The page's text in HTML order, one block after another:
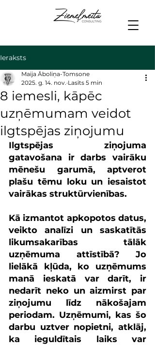
Ieraksts
8 iemesli, kāpēc
uzņēmumam veidot
ilgtspējas ziņojumu
Maija Āboliņa-Tomsone
2025. g. 14. nov. Lasīts 5 min
Ilgtspējas ziņojuma
gatavošana ir darbs vairāku
mēnešu garumā, aptverot
plašu tēmu loku un iesaistot
vairākas struktūrvienības.
Kā izmantot apkopotos datus,
veikto analīzi un saskatītās
likumsakarības tālāk
uzņēmuma attīstībā? Jo
lielākā kļūda, ko uzņēmums
manā ieskatā var darīt, ir
nedarīt neko un aizmirst par
ziņojumu līdz nākošajam
periodam. Uzņēmumi, kas šo
darbu uztver nopietni, atklāj,
ka ieguldītais laiks var